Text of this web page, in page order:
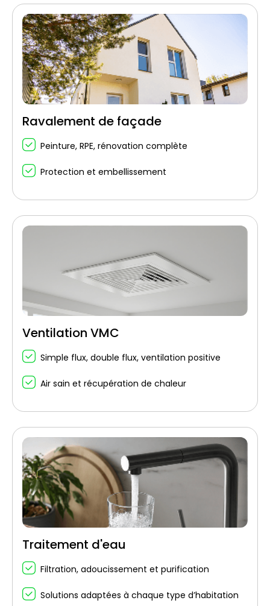
Ravalement de façade
Peinture, RPE, rénovation complète
Protection et embellissement
Ventilation VMC
Simple flux, double flux, ventilation positive
Air sain et récupération de chaleur
Traitement d'eau
Filtration, adoucissement et purification
Solutions adaptées à chaque type d’habitation